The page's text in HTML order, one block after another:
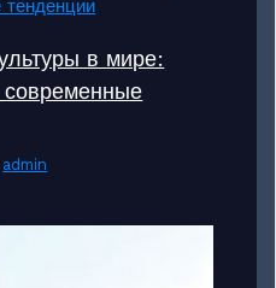
в мире:
современные
admin